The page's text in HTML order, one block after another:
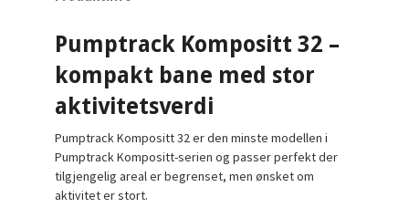
Pumptrack Kompositt 32 –
kompakt bane med stor
aktivitetsverdi
Pumptrack Kompositt 32 er den minste modellen i
Pumptrack Kompositt-serien og passer perfekt der
tilgjengelig areal er begrenset, men ønsket om
aktivitet er stort.